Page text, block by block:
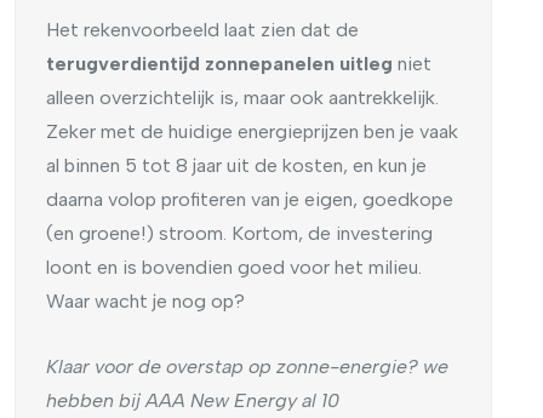
Het rekenvoorbeeld laat zien dat de
terugverdientijd zonnepanelen uitleg niet
alleen overzichtelijk is, maar ook aantrekkelijk.
Zeker met de huidige energieprijzen ben je vaak
al binnen 5 tot 8 jaar uit de kosten, en kun je
daarna volop profiteren van je eigen, goedkope
(en groene!) stroom. Kortom, de investering
loont en is bovendien goed voor het milieu.
Waar wacht je nog op?
Klaar voor de overstap op zonne-energie? we
hebben bij AAA New Energy al 10